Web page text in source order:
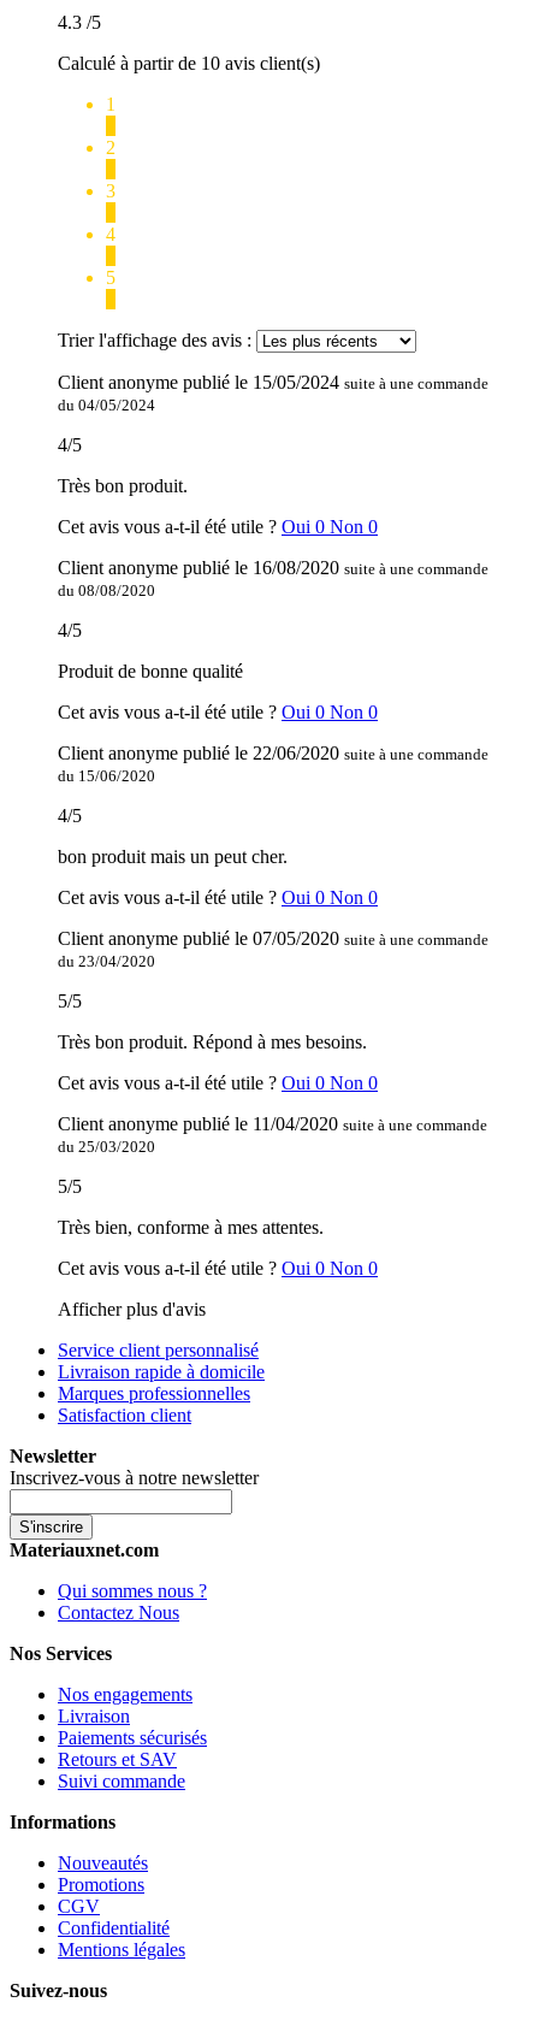
4.3 /5
Calculé à partir de 10 avis client(s)
1
2
3
4
5
Trier l'affichage des avis :
Client anonyme publié le 15/05/2024 suite à une commande
du 04/05/2024
4/5
Très bon produit.
Cet avis vous a-t-il été utile ? Oui 0 Non 0
Client anonyme publié le 16/08/2020 suite à une commande
du 08/08/2020
4/5
Produit de bonne qualité
Cet avis vous a-t-il été utile ? Oui 0 Non 0
Client anonyme publié le 22/06/2020 suite à une commande
du 15/06/2020
4/5
bon produit mais un peut cher.
Cet avis vous a-t-il été utile ? Oui 0 Non 0
Client anonyme publié le 07/05/2020 suite à une commande
du 23/04/2020
5/5
Très bon produit. Répond à mes besoins.
Cet avis vous a-t-il été utile ? Oui 0 Non 0
Client anonyme publié le 11/04/2020 suite à une commande
du 25/03/2020
5/5
Très bien, conforme à mes attentes.
Cet avis vous a-t-il été utile ? Oui 0 Non 0
Afficher plus d'avis
Service client personnalisé
Livraison rapide à domicile
Marques professionnelles
Satisfaction client
Newsletter
Inscrivez-vous à notre newsletter
S'inscrire
Materiauxnet.com
Qui sommes nous ?
Contactez Nous
Nos Services
Nos engagements
Livraison
Paiements sécurisés
Retours et SAV
Suivi commande
Informations
Nouveautés
Promotions
CGV
Confidentialité
Mentions légales
Suivez-nous